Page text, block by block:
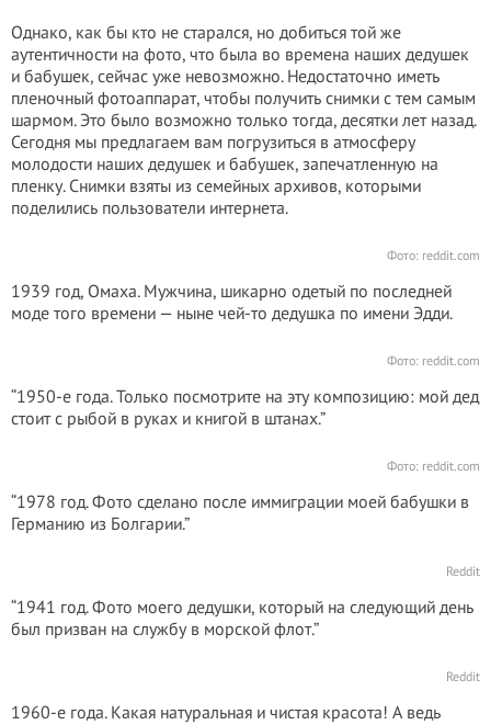
Однако, как бы кто не старался, но добиться той же
аутентичности на фото, что была во времена наших дедушек
и бабушек, сейчас уже невозможно. Недостаточно иметь
пленочный фотоаппарат, чтобы получить снимки с тем самым
шармом. Это было возможно только тогда, десятки лет назад.
Сегодня мы предлагаем вам погрузиться в атмосферу
молодости наших дедушек и бабушек, запечатленную на
пленку. Снимки взяты из семейных архивов, которыми
поделились пользователи интернета.
Фото: reddit.com
1939 год, Омаха. Мужчина, шикарно одетый по последней
моде того времени — ныне чей-то дедушка по имени Эдди.
Фото: reddit.com
“1950-е года. Только посмотрите на эту композицию: мой дед
стоит с рыбой в руках и книгой в штанах.”
Фото: reddit.com
“1978 год. Фото сделано после иммиграции моей бабушки в
Германию из Болгарии.”
Reddit
“1941 год. Фото моего дедушки, который на следующий день
был призван на службу в морской флот.”
Reddit
1960-е года. Какая натуральная и чистая красота! А ведь